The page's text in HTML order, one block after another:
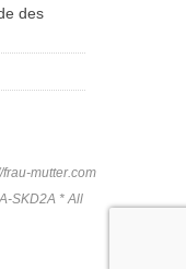
des
mutter.com
SKD2A * All